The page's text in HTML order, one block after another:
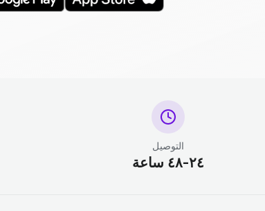
التوصيل
٢٤-٤٨ ساعة